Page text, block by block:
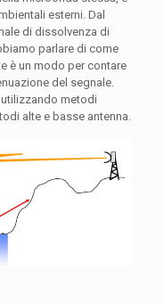
esterni. Dal
di dissolvenza di
parlare di come
è un modo per contare
del segnale.
metodi
alte e basse antenna.